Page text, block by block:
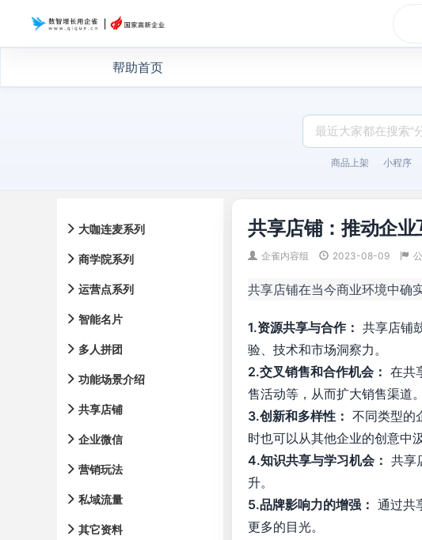
帮助首页
商品上架 小程序
大咖连麦系列
商学院系列
运营点系列
智能名片
多人拼团
功能场景介绍
共享店铺
企业微信
营销玩法
私域流量
其它资料
共享店铺：推动企
企雀内容组 2023-08-09
共享店铺在当今商业环境中确
1.资源共享与合作： 共享店铺
验、技术和市场洞察力。
2.交叉销售和合作机会： 在共
售活动等，从而扩大销售渠道。
3.创新和多样性： 不同类型的
时也可以从其他企业的创意中
4.知识共享与学习机会： 共享
升。
5.品牌影响力的增强： 通过共
更多的目光。